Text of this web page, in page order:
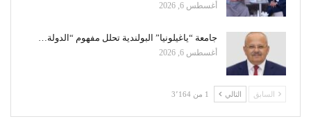
أغسطس 6, 2026
جامعة “ياغيلونيا” البولندية تحلل مفهوم “الدولة…
أغسطس 6, 2026
السابق التالي 1 من 3٬164